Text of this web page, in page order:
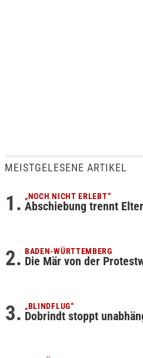
MEISTGELESENE ARTIKEL
„NOCH NICHT ERLEBT“
Abschiebung trennt
BADEN-WÜRTTEMBERG
Die Mär von der
„BLINDFLUG“
Dobrindt stoppt